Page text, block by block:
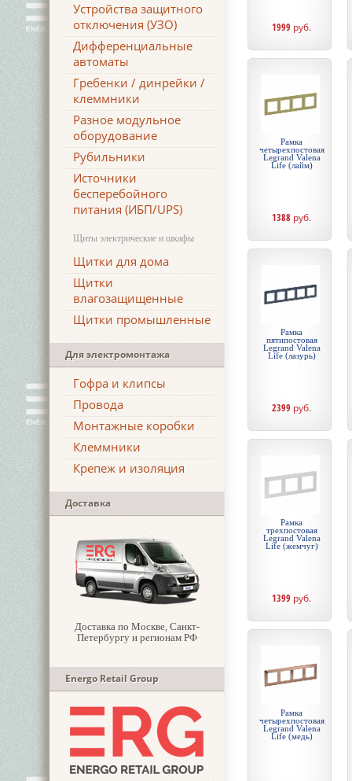
Устройства защитного
отключения (УЗО)
Дифференциальные
автоматы
Гребенки / динрейки /
клеммники
Разное модульное
оборудование
Рубильники
Источники
бесперебойного
питания (ИБП/UPS)
Щиты электрические и шкафы
Щитки для дома
Щитки
влагозащищенные
Щитки промышленные
Для электромонтажа
Гофра и клипсы
Провода
Монтажные коробки
Клеммники
Крепеж и изоляция
Доставка
Доставка по Москве, Санкт-
Петербургу и регионам РФ
Energo Retail Group
1999 руб.
Рамка
четырехпостовая
Legrand Valena
Life (лайм)
1388 руб.
Рамка
пятипостовая
Legrand Valena
Life (лазурь)
2399 руб.
Рамка
трехпостовая
Legrand Valena
Life (жемчуг)
1399 руб.
Рамка
четырехпостовая
Legrand Valena
Life (медь)